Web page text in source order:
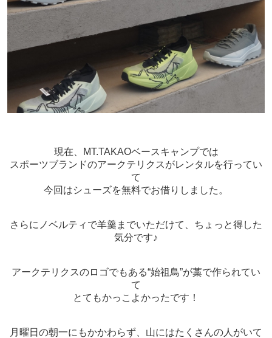
現在、MT.TAKAOベースキャンプでは
スポーツブランドのアークテリクスがレンタルを行ってい
て
今回はシューズを無料でお借りしました。
さらにノベルティで羊羹までいただけて、ちょっと得した
気分です♪
アークテリクスのロゴでもある“始祖鳥”が藁で作られてい
て
とてもかっこよかったです！
月曜日の朝一にもかかわらず、山にはたくさんの人がいて